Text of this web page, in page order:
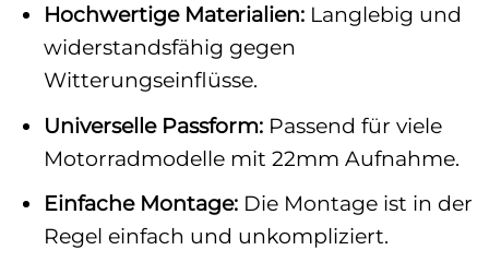
Hochwertige Materialien:Langlebig und
widerstandsfähig gegen
Witterungseinflüsse.
Universelle Passform:Passend für viele
Motorradmodelle mit 22mm Aufnahme.
Einfache Montage:Die Montage ist in der
Regel einfach und unkompliziert.